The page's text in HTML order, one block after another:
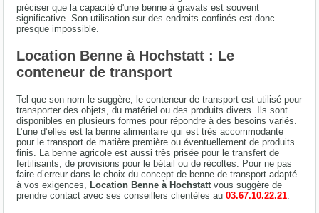
préciser que la capacité d'une benne à gravats est souvent
significative. Son utilisation sur des endroits confinés est donc
presque impossible.
Location Benne à Hochstatt : Le
conteneur de transport
Tel que son nom le suggère, le conteneur de transport est utilisé pour
transporter des objets, du matériel ou des produits divers. Ils sont
disponibles en plusieurs formes pour répondre à des besoins variés.
L’une d’elles est la benne alimentaire qui est très accommodante
pour le transport de matière première ou éventuellement de produits
finis. La benne agricole est aussi très prisée pour le transfert de
fertilisants, de provisions pour le bétail ou de récoltes. Pour ne pas
faire d’erreur dans le choix du concept de benne de transport adapté
à vos exigences,Location Benne à Hochstattvous suggère de
prendre contact avec ses conseillers clientèles au03.67.10.22.21